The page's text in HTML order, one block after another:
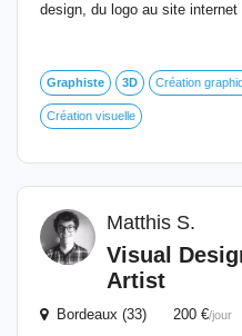
design, du logo au site
Graphiste 3D Création
Création visuelle
Matthis S.
Visual
Artist
Bordeaux (33) 200 €/jour